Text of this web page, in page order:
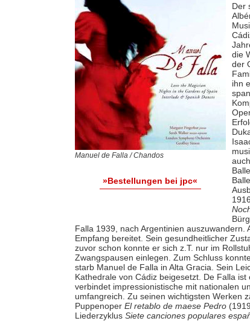
Manuel de Falla / Chandos
»Bestellungen bei jpc«
Der
die
der
ihn
Falla 1939, nach Argentinien
Empfang bereitet. Sein gesundheitlicher
zuvor schon konnte er sich z.T. nur im
Zwangspausen einlegen. Zum Schluss
starb Manuel de Falla in Alta Gracia. Sein
Kathedrale von Cádiz beigesetzt. De Falla
verbindet impressionistische mit nationalen
umfangreich. Zu seinen wichtigsten Werken
Puppenoper El retablo de maese Pedro
Liederzyklus Siete canciones populares